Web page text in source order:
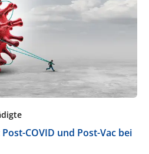
COVID und Post-Vac bei